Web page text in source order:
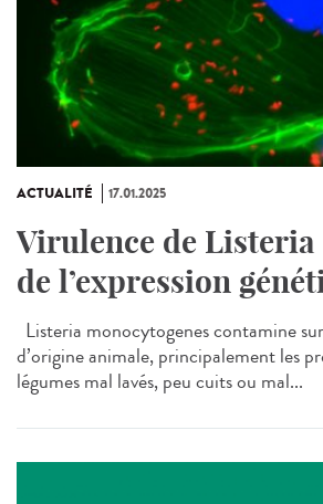
ACTUALITÉ 17.01.2025
Virulence de Listeria
de l’expression
Listeria monocytogenes contamine
d’origine animale, principalement les
légumes mal lavés, peu cuits ou mal...